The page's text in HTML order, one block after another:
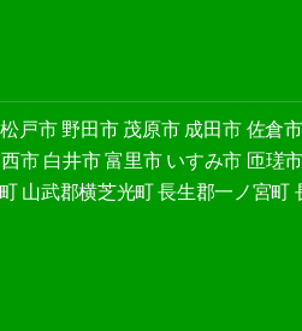
松戸市 野田市 茂原市 成田市 佐倉市
市 白井市 富里市 いすみ市 匝瑳市
山武郡横芝光町 長生郡一ノ宮町